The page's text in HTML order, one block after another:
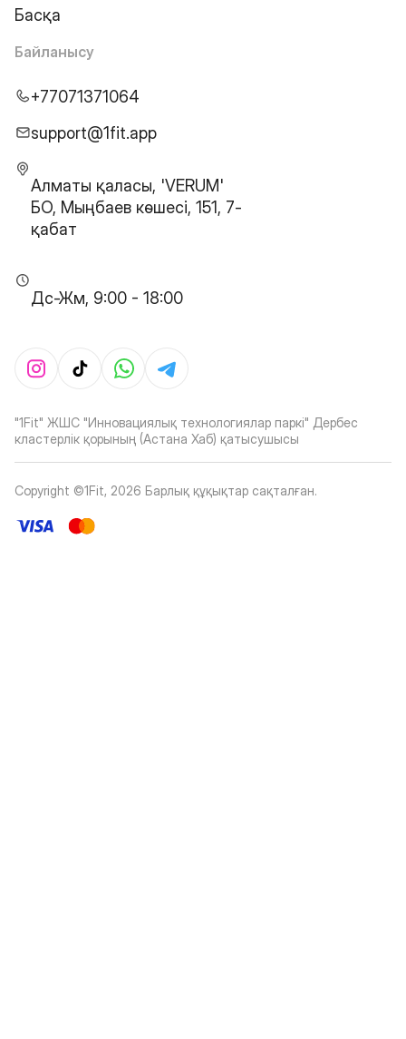
Басқа
Байланысу
+77071371064
support@1fit.app
Алматы қаласы, 'VERUM'
БО, Мыңбаев көшесі, 151, 7-
қабат
Дс-Жм, 9:00 - 18:00
"1Fit" ЖШС "Инновациялық технологиялар паркі" Дербес
кластерлік қорының (Астана Хаб) қатысушысы
Copyright ©1Fit, 2026 Барлық құқықтар сақталған.